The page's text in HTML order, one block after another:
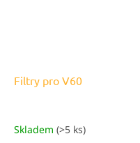
Filtry pro V60
Skladem (>5 ks)